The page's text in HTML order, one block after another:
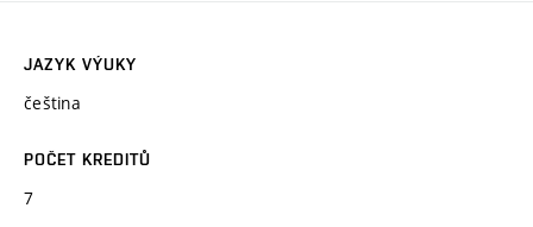
JAZYK VÝUKY
čeština
POČET KREDITŮ
7